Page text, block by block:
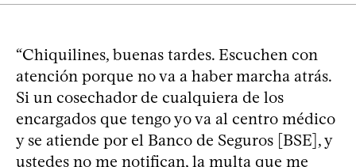
“Chiquilines, buenas tardes. Escuchen con
atención porque no va a haber marcha atrás.
Si un cosechador de cualquiera de los
encargados que tengo yo va al centro médico
y se atiende por el Banco de Seguros [BSE], y
ustedes no me notifican, la multa que me